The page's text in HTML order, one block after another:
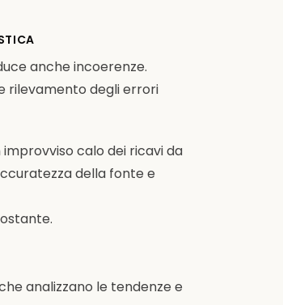
anche incoerenze.
rilevamento degli errori
calo dei ricavi da
della fonte e
analizzano le tendenze e